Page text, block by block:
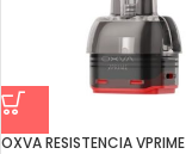
OXVA RESISTENCIA VPRIME